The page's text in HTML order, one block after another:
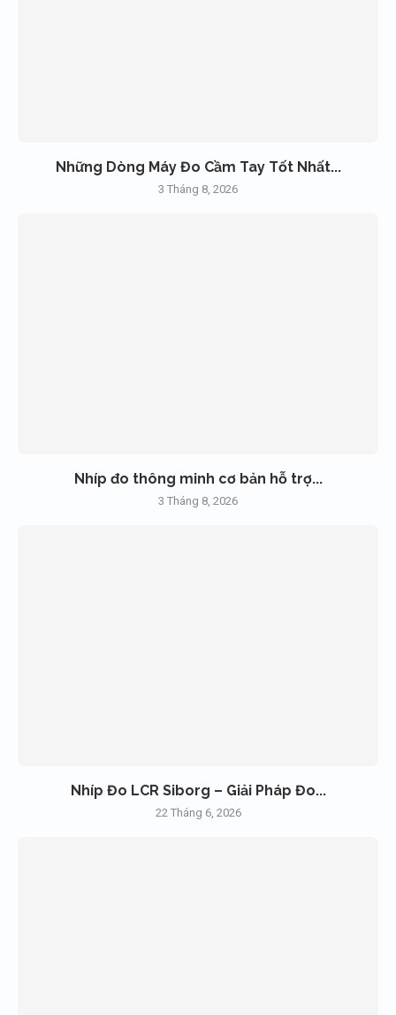
Những Dòng Máy Đo Cầm Tay Tốt Nhất...
3 Tháng 8, 2026
Nhíp đo thông minh cơ bản hỗ trợ...
3 Tháng 8, 2026
Nhíp Đo LCR Siborg – Giải Pháp Đo...
22 Tháng 6, 2026